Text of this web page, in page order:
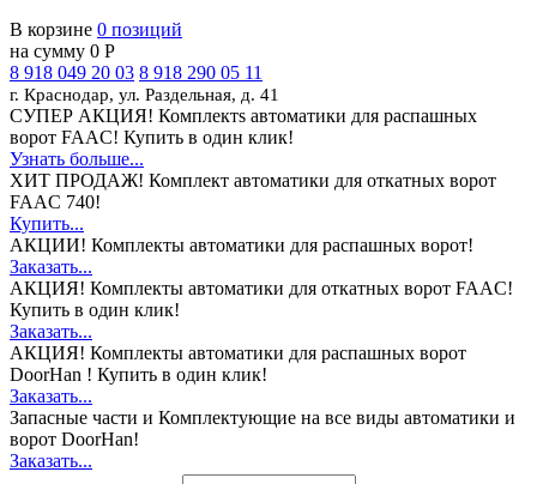
В корзине 0 позиций
на сумму 0 Р
8 918 049 20 03 8 918 290 05 11
г. Краснодар, ул. Раздельная, д. 41
СУПЕР АКЦИЯ! Комплектs автоматики для распашных
ворот FAAC! Купить в один клик!
Узнать больше...
ХИТ ПРОДАЖ! Комплект автоматики для откатных ворот
FAAC 740!
Купить...
АКЦИИ! Комплекты автоматики для распашных ворот!
Заказать...
АКЦИЯ! Комплекты автоматики для откатных ворот FAAC!
Купить в один клик!
Заказать...
АКЦИЯ! Комплекты автоматики для распашных ворот
DoorHan ! Купить в один клик!
Заказать...
Запасные части и Комплектующие на все виды автоматики и
ворот DoorHan!
Заказать...